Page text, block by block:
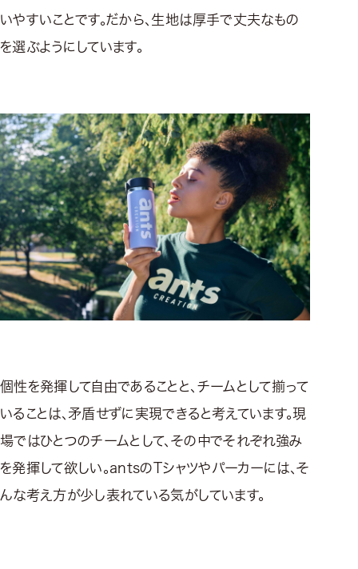
いやすいことです。だから、生地は厚手で丈夫なもの
を選ぶようにしています。
個性を発揮して自由であることと、チームとして揃って
いることは、矛盾せずに実現できると考えています。現
場ではひとつのチームとして、その中でそれぞれ強み
を発揮して欲しい。antsのTシャツやパーカーには、そ
んな考え方が少し表れている気がしています。